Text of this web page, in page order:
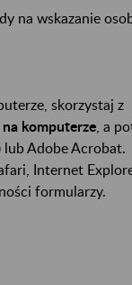
na wskazanie
skorzystaj z
komputerze , a
Adobe Acrobat.
Internet
formularzy.